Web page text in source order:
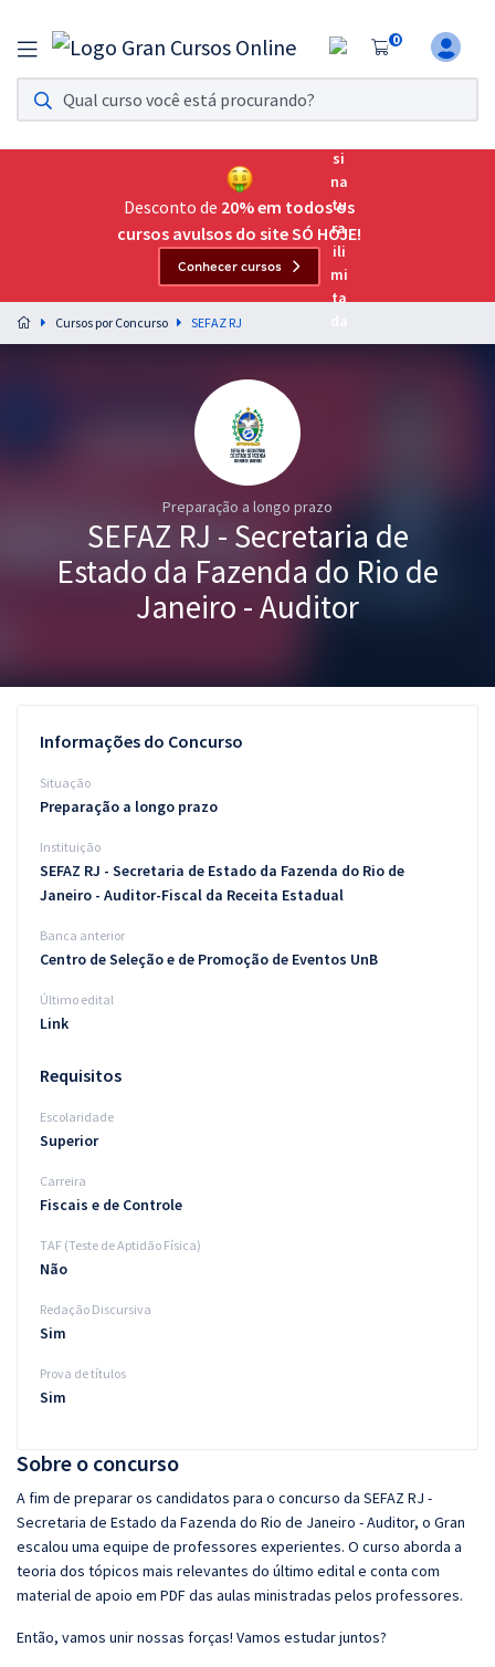
0
Assinatura Ilimitada 11
Acesso a todos os cursos. Teste grátis por 7 dias!
Assinatura OAB Até Passar
Acesso ilimitado a toda preparação para o Exame da
Preparação completa e intensiva para as principais
residências em saúde do Brasil
Graduação
Blog
Aprovados
Desconto de 20% em todos os
cursos avulsos do site SÓ HOJE!
Conhecer cursos
Cursos por Concurso SEFAZ RJ
Preparação a longo prazo
SEFAZ RJ - Secretaria de
Estado da Fazenda do Rio de
Janeiro - Auditor
Sobre o concurso
A fim de preparar os candidatos para o concurso da SEFAZ RJ -
Secretaria de Estado da Fazenda do Rio de Janeiro - Auditor, o Gran
escalou uma equipe de professores experientes. O curso aborda a
teoria dos tópicos mais relevantes do último edital e conta com
material de apoio em PDF das aulas ministradas pelos professores.
Então, vamos unir nossas forças! Vamos estudar juntos?
Informações do Concurso
Situação
Preparação a longo prazo
Instituição
SEFAZ RJ - Secretaria de Estado da Fazenda do Rio de
Janeiro - Auditor-Fiscal da Receita Estadual
Banca anterior
Centro de Seleção e de Promoção de Eventos UnB
Último edital
Link
Requisitos
Escolaridade
Superior
Carreira
Fiscais e de Controle
TAF (Teste de Aptidão Física)
Não
Redação Discursiva
Sim
Prova de títulos
Sim